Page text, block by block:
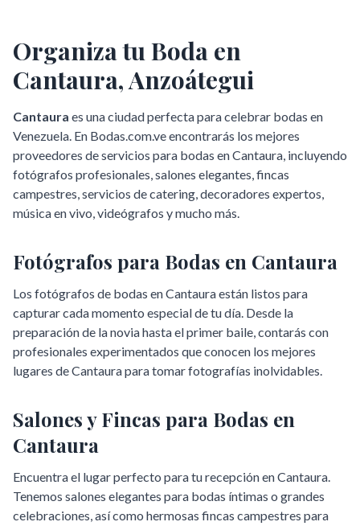
Organiza tu Boda en
Cantaura,Anzoátegui
Cantaura es una ciudad perfecta para celebrar bodas en
Venezuela. En Bodas.com.ve encontrarás los mejores
proveedores de servicios para bodas enCantaura, incluyendo
fotógrafos profesionales, salones elegantes, fincas
campestres, servicios de catering, decoradores expertos,
música en vivo, videógrafos y mucho más.
Fotógrafos para Bodas en Cantaura
Los fotógrafos de bodas enCantauraestán listos para
capturar cada momento especial de tu día. Desde la
preparación de la novia hasta el primer baile, contarás con
profesionales experimentados que conocen los mejores
lugares deCantaurapara tomar fotografías inolvidables.
Salones y Fincas para Bodas en
Cantaura
Encuentra el lugar perfecto para tu recepción enCantaura.
Tenemos salones elegantes para bodas íntimas o grandes
celebraciones, así como hermosas fincas campestres para